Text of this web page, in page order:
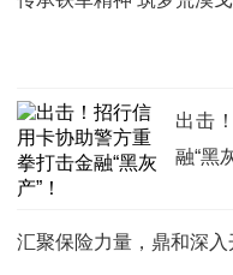
出击
融“黑
汇聚保险力量，鼎和深入